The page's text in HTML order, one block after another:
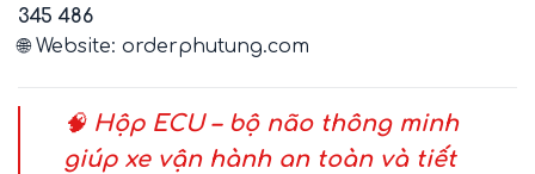
345 486
🌐 Website: orderphutung.com
🧠 Hộp ECU – bộ não thông minh
giúp xe vận hành an toàn và tiết